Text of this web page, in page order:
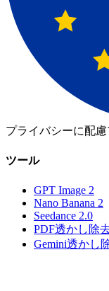
プライバシーに配慮
ツール
GPT Image 2
Nano Banana 2
Seedance 2.0
PDF透かし除
Gemini透かし